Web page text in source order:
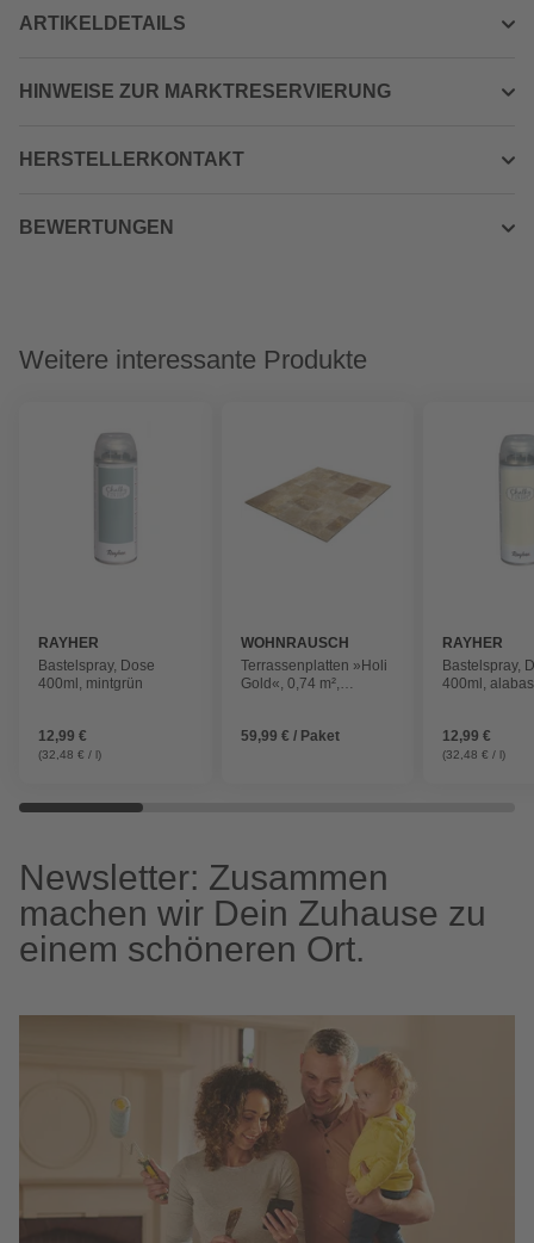
ARTIKELDETAILS
HINWEISE ZUR MARKTRESERVIERUNG
HERSTELLERKONTAKT
BEWERTUNGEN
Weitere interessante Produkte
RAYHER
Bastelspray, Dose
400ml, mintgrün
12,99 €
(32,48 € / l)
WOHNRAUSCH
Terrassenplatten »Holi
Gold«, 0,74 m²,
59,99 € / Paket
RAYHER
Bastelspray,
400ml,
12,99 €
(32,48 € / l)
Newsletter: Zusammen
machen wir Dein Zuhause zu
einem schöneren Ort.